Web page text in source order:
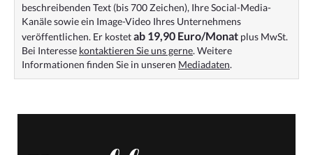
beschreibenden Text (bis 700 Zeichen), Ihre Social-Media-
Kanäle sowie ein Image-Video Ihres Unternehmens
veröffentlichen. Er kostetab 19,90 Euro/Monat plus MwSt.
Bei Interesse kontaktieren Sie uns gerne. Weitere
Informationen finden Sie in unseren Mediadaten.